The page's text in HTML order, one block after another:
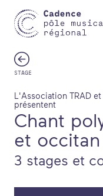
STAGE
L'Association TRAD et
présentent
Chant
et occitan
3 stages et